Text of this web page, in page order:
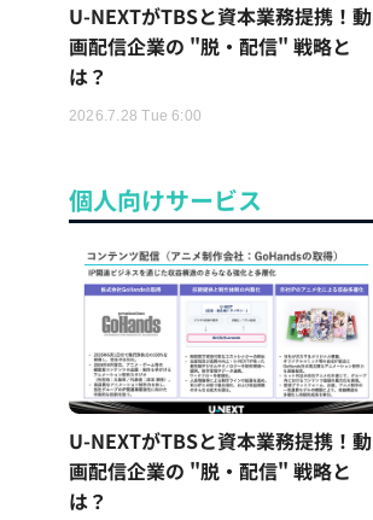
U-NEXTがTBSと資本業務提携！動
画配信企業の "脱・配信" 戦略と
は？
2026.7.28 Tue 6:00
個人向けサービス
U-NEXTがTBSと資本業務提携！動
画配信企業の "脱・配信" 戦略と
は？